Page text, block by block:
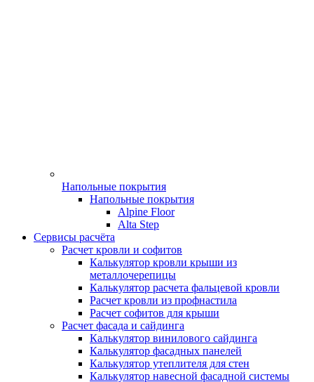
Напольные покрытия
Напольные покрытия
Alpine Floor
Alta Step
Сервисы расчёта
Расчет кровли и софитов
Калькулятор кровли крыши из
металлочерепицы
Калькулятор расчета фальцевой кровли
Расчет кровли из профнастила
Расчет софитов для крыши
Расчет фасада и сайдинга
Калькулятор винилового сайдинга
Калькулятор фасадных панелей
Калькулятор утеплителя для стен
Калькулятор навесной фасадной системы